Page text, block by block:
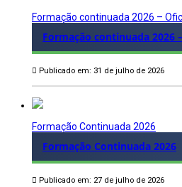
Formação continuada 2026 –
Formação continuada 2026
Publicado em: 31 de julho de 2026
Formação Continuada 2026
Formação Continuada 2026
Publicado em: 27 de julho de 2026